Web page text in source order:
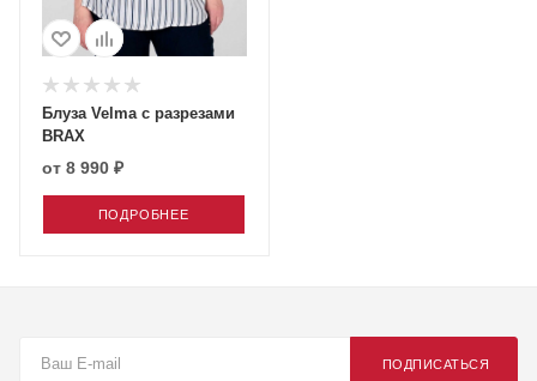
Блуза Velma с разрезами
BRAX
от 8 990 ₽
ПОДРОБНЕЕ
ПОДПИСАТЬСЯ